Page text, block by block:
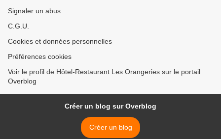
Signaler un abus
C.G.U.
Cookies et données personnelles
Préférences cookies
Voir le profil de Hôtel-Restaurant Les Orangeries sur le portail
Overblog
Créer un blog sur Overblog
Créer un blog